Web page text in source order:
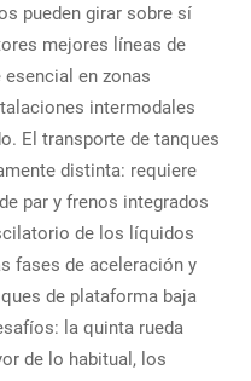
pueden girar sobre sí
mejores líneas de
en zonas
intermodales
El transporte de tanques
distinta: requiere
par y frenos integrados
de los líquidos
fases de aceleración y
de plataforma baja
la quinta rueda
de lo habitual, los